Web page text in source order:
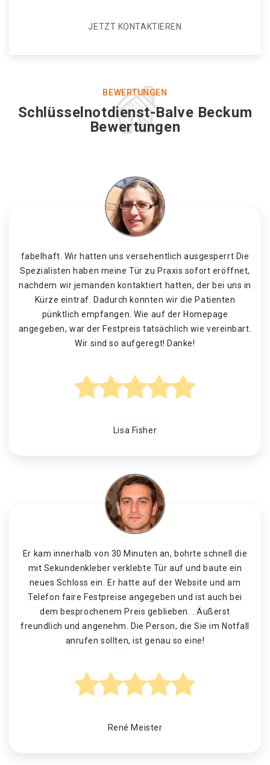
JETZT KONTAKTIEREN
BEWERTUNGEN
Schlüsselnotdienst-Balve Beckum
Bewertungen
fabelhaft. Wir hatten uns versehentlich ausgesperrt Die
Spezialisten haben meine Tür zu Praxis sofort eröffnet,
nachdem wir jemanden kontaktiert hatten, der bei uns in
Kürze eintraf. Dadurch konnten wir die Patienten
pünktlich empfangen. Wie auf der Homepage
angegeben, war der Festpreis tatsächlich wie vereinbart.
Wir sind so aufgeregt! Danke!
Lisa Fisher
Er kam innerhalb von 30 Minuten an, bohrte schnell die
mit Sekundenkleber verklebte Tür auf und baute ein
neues Schloss ein. Er hatte auf der Website und am
Telefon faire Festpreise angegeben und ist auch bei
dem besprochenem Preis geblieben. . Äußerst
freundlich und angenehm. Die Person, die Sie im Notfall
anrufen sollten, ist genau so eine!
René Meister